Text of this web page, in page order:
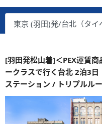
東京 (羽田)発/台北（タイ
[羽田発松山着]＜PEX運賃
ークラスで行く台北 2泊3
ステーション / トリプルル